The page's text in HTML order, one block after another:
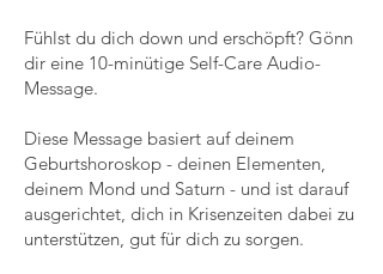
Fühlst du dich down und erschöpft? Gönn
dir eine 10-minütige Self-Care Audio-
Message.
Diese Message basiert auf deinem
Geburtshoroskop - deinen Elementen,
deinem Mond und Saturn - und ist darauf
ausgerichtet, dich in Krisenzeiten dabei zu
unterstützen, gut für dich zu sorgen.